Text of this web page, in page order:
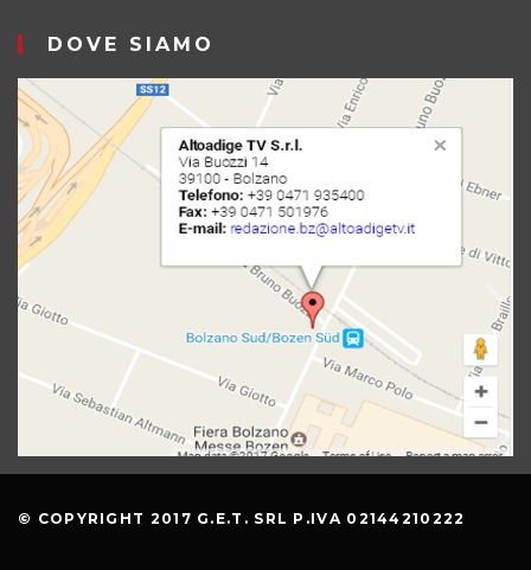
DOVE SIAMO
© COPYRIGHT 2017 G.E.T. SRL P.IVA 02144210222